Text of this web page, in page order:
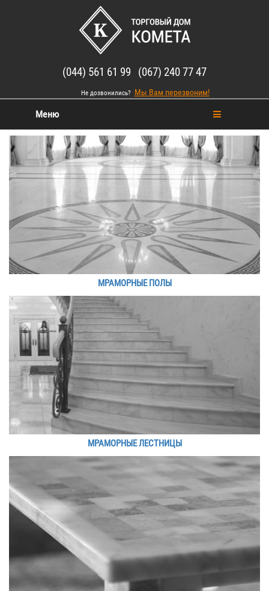
(044) 561 61 99 (067) 240 77 47
Не дозвонились? Мы Вам перезвоним!
Меню
МРАМОРНЫЕ ПОЛЫ
МРАМОРНЫЕ ЛЕСТНИЦЫ